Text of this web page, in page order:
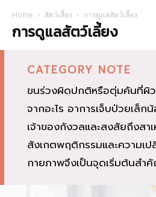
Home สัตว์เลี้ยง การดูแลสัตว์เลี้ยง
การดูแลสัตว์เลี้ยง
CATEGORY NOTE
ขนร่วงผิดปกติหรือตุ่มคันที่ผิ
จากอะไร อาการเจ็บป่วยเล็ก
เจ้าของกังวลและสงสัยถึงสา
สังเกตพฤติกรรมและความเ
กายภาพจึงเป็นจุดเริ่มต้นสำ